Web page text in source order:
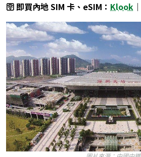
🛜 即買內地 SIM 卡、eSIM： Klook ｜